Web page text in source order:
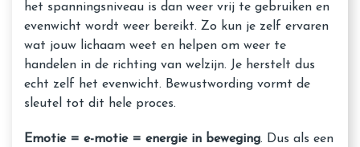
het spanningsniveau is dan weer vrij te gebruiken en
evenwicht wordt weer bereikt. Zo kun je zelf ervaren
wat jouw lichaam weet en helpen om weer te
handelen in de richting van welzijn. Je herstelt dus
echt zelf het evenwicht. Bewustwording vormt de
sleutel tot dit hele proces.
Emotie = e-motie = energie in beweging. Dus als een